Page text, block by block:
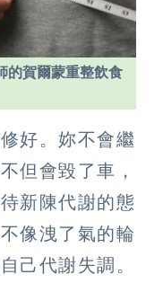
的賀爾蒙重整飲食
好。妳不會繼
但會毀了車，
新陳代謝的態
像洩了氣的輪
己代謝失調。